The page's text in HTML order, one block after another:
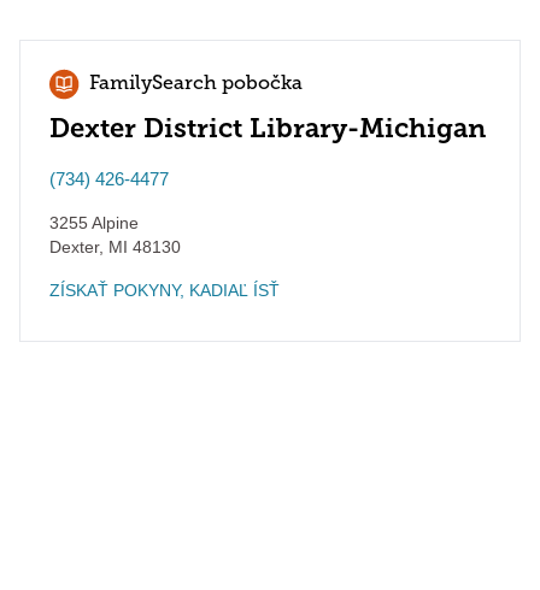
FamilySearch pobočka
Dexter District Library-Michigan
(734) 426-4477
3255 Alpine
Dexter, MI 48130
ZÍSKAŤ POKYNY, KADIAĽ ÍSŤ